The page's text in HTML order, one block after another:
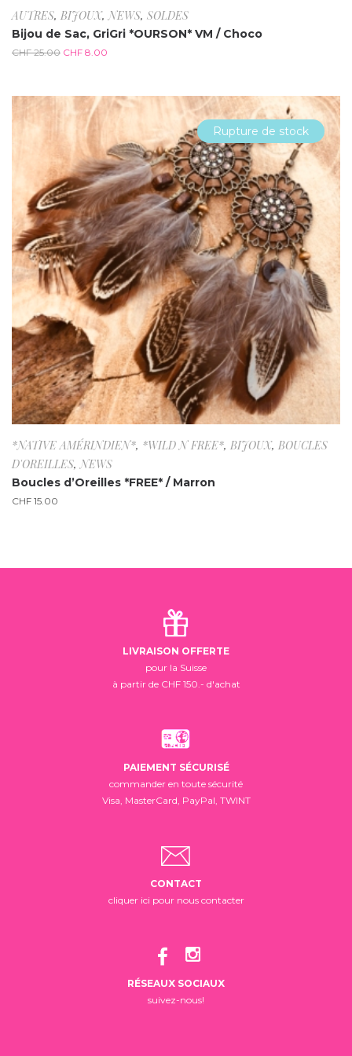
AUTRES, BIJOUX,NEWS, SOLDES
Bijou de Sac, GriGri *OURSON* VM / Choco
CHF25.00 CHF 8.00
Rupture de stock
*NATIVE AMÉRINDIEN*, *WILD N FREE*, BIJOUX, BOUCLES
D'OREILLES,NEWS
Boucles d’Oreilles *FREE* / Marron
CHF 15.00
LIVRAISON OFFERTE
pour la Suisse
à partir de CHF 150.- d'achat
PAIEMENT SÉCURISÉ
commander en toute sécurité
Visa, MasterCard, PayPal, TWINT
CONTACT
cliquer ici pour nous contacter
RÉSEAUX SOCIAUX
suivez-nous!